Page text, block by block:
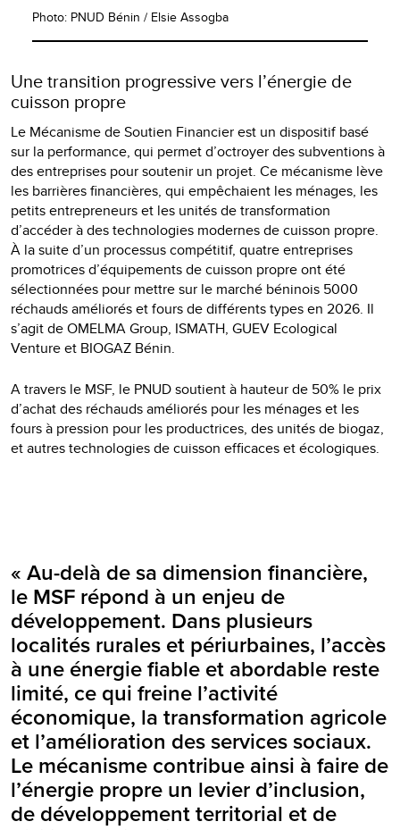
Photo: PNUD Bénin / Elsie Assogba
Une transition progressive vers l’énergie de
cuisson propre
Le Mécanisme de Soutien Financier est un dispositif basé
sur la performance, qui permet d’octroyer des subventions à
des entreprises pour soutenir un projet. Ce mécanisme lève
les barrières financières, qui empêchaient les ménages, les
petits entrepreneurs et les unités de transformation
d’accéder à des technologies modernes de cuisson propre.
À la suite d’un processus compétitif, quatre entreprises
promotrices d’équipements de cuisson propre ont été
sélectionnées pour mettre sur le marché béninois 5000
réchauds améliorés et fours de différents types en 2026. Il
s’agit de OMELMA Group, ISMATH, GUEV Ecological
Venture et BIOGAZ Bénin.
A travers le MSF, le PNUD soutient à hauteur de 50% le prix
d’achat des réchauds améliorés pour les ménages et les
fours à pression pour les productrices, des unités de biogaz,
et autres technologies de cuisson efficaces et écologiques.
« Au-delà de sa dimension financière,
le MSF répond à un enjeu de
développement. Dans plusieurs
localités rurales et périurbaines, l’accès
à une énergie fiable et abordable reste
limité, ce qui freine l’activité
économique, la transformation agricole
et l’amélioration des services sociaux.
Le mécanisme contribue ainsi à faire de
l’énergie propre un levier d’inclusion,
de développement territorial et de